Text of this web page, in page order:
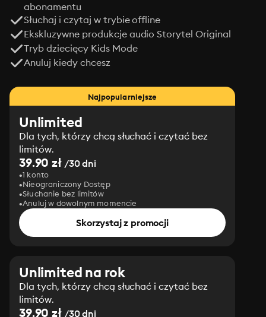
abonamentu
Słuchaj i czytaj w trybie offline
Ekskluzywne produkcje audio Storytel Original
Tryb dziecięcy Kids Mode
Anuluj kiedy chcesz
Najpopularniejsze
Unlimited
Dla tych, którzy chcą słuchać i czytać bez
limitów.
39.90 zł/30 dni
1 konto
Nieograniczony Dostęp
Słuchanie bez limitów
Anuluj w dowolnym momencie
Skorzystaj z promocji
Unlimited na rok
Dla tych, którzy chcą słuchać i czytać bez
limitów.
39.90 zł/30 dni